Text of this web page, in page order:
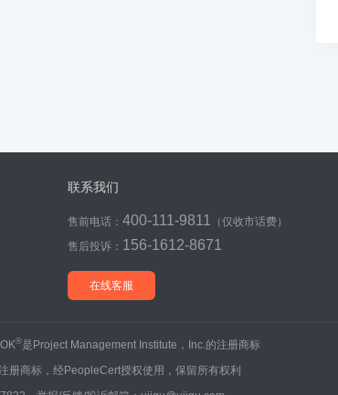
联系我们
售前电话： 400-111-9811
（仅收市话费）
售后投诉： 156-1612-8671
在线客服
®是Project Management Institute，Inc.的注册商标
册商标，经PeopleCert授权使用，保留所有权利